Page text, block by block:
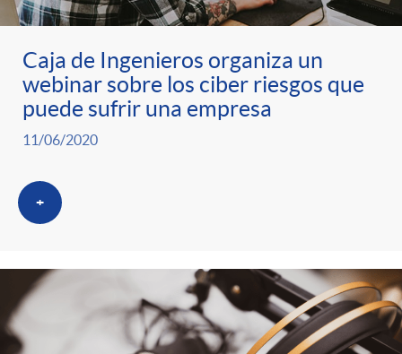
Caja de Ingenieros organiza un
webinar sobre los ciber riesgos que
puede sufrir una empresa
11/06/2020
+